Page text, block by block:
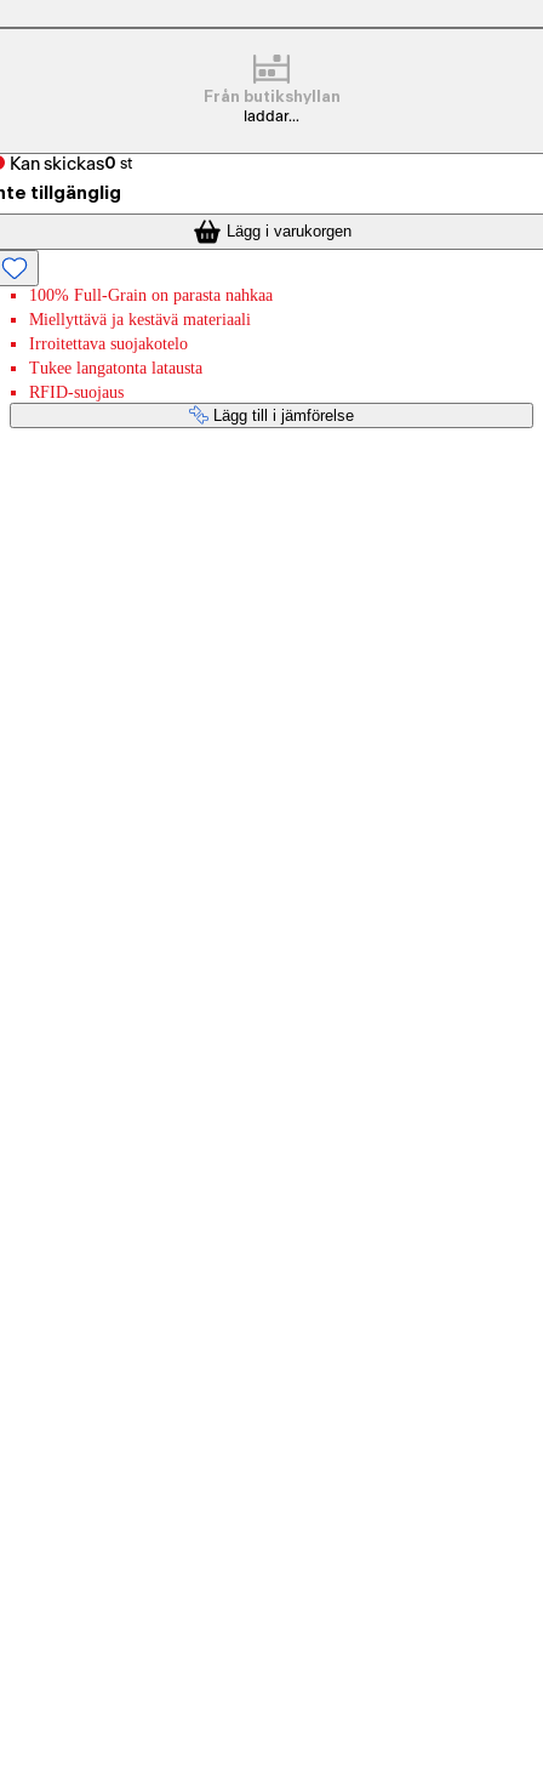
Från butikshyllan
laddar...
Kan skickas0 st
tillgänglig
Lägg i varukorgen
100% Full-Grain on parasta nahkaa
Miellyttävä ja kestävä materiaali
Irroitettava suojakotelo
Tukee langatonta latausta
RFID-suojaus
Lägg till i jämförelse